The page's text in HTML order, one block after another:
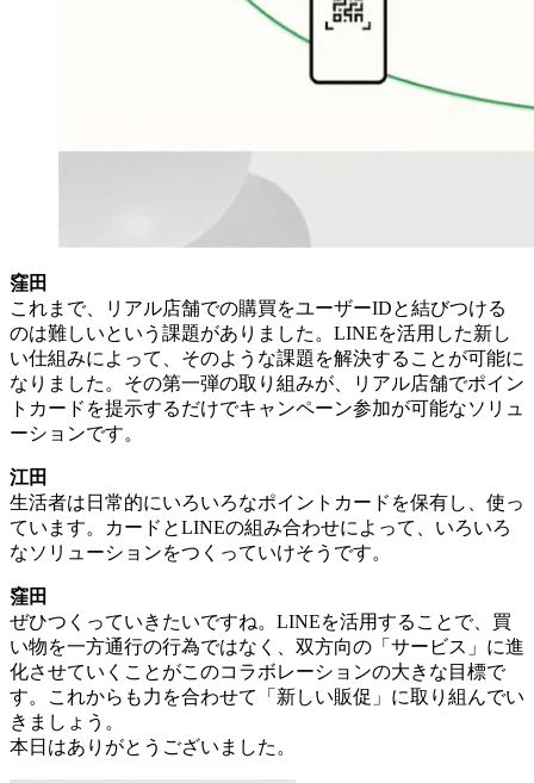
窪田
これまで、リアル店舗での購買をユーザーIDと結びつける
のは難しいという課題がありました。LINEを活用した新し
い仕組みによって、そのような課題を解決することが可能に
なりました。その第一弾の取り組みが、リアル店舗でポイン
トカードを提示するだけでキャンペーン参加が可能なソリュ
ーションです。
江田
生活者は日常的にいろいろなポイントカードを保有し、使っ
ています。カードとLINEの組み合わせによって、いろいろ
なソリューションをつくっていけそうです。
窪田
ぜひつくっていきたいですね。LINEを活用することで、買
い物を一方通行の行為ではなく、双方向の「サービス」に進
化させていくことがこのコラボレーションの大きな目標で
す。これからも力を合わせて「新しい販促」に取り組んでい
きましょう。
本日はありがとうございました。